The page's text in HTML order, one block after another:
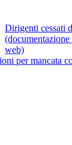
Dirigenti cessati
web)
per mancata